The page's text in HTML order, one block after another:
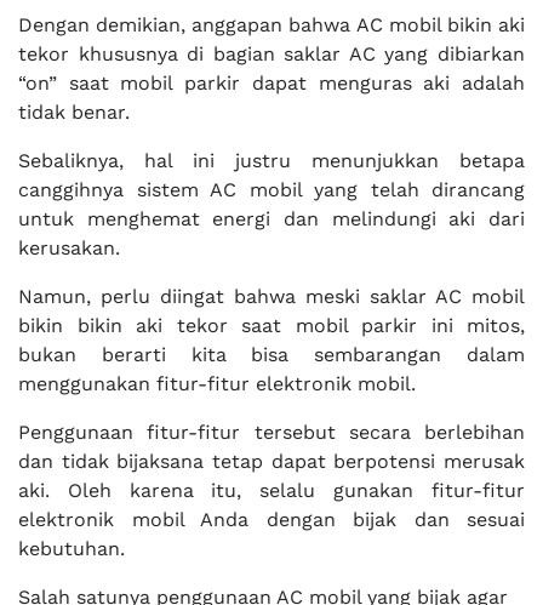
Dengan demikian, anggapan bahwa AC mobil bikin aki
tekor khususnya di bagian saklar AC yang dibiarkan
“on” saat mobil parkir dapat menguras aki adalah
tidak benar.
Sebaliknya, hal ini justru menunjukkan betapa
canggihnya sistem AC mobil yang telah dirancang
untuk menghemat energi dan melindungi aki dari
kerusakan.
Namun, perlu diingat bahwa meski saklar AC mobil
bikin bikin aki tekor saat mobil parkir ini mitos,
bukan berarti kita bisa sembarangan dalam
menggunakan fitur-fitur elektronik mobil.
Penggunaan fitur-fitur tersebut secara berlebihan
dan tidak bijaksana tetap dapat berpotensi merusak
aki. Oleh karena itu, selalu gunakan fitur-fitur
elektronik mobil Anda dengan bijak dan sesuai
kebutuhan.
Salah satunya penggunaan AC mobil yang bijak agar